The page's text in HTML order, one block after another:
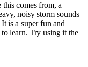
comes from, a
noisy storm sounds
is a super fun and
learn. Try using it the